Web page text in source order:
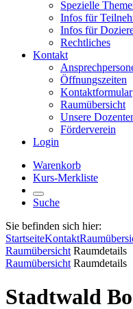
Spezielle
Infos für
Infos für
Rechtliches
Kontakt
Öffnungszeiten
Kontaktformular
Raumübersicht
Unsere
Förderverein
Login
Warenkorb
Kurs-Merkliste
Suche
Sie befinden sich hier:
StartseiteKontakt
Raumübersicht Raumdetails
Raumübersicht Raumdetails
Stadtwald